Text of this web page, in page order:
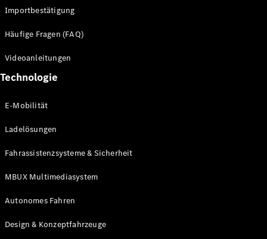
Mercedes-
Schweiz
Händlersuche
Ambassadoren
Events
Mercedes
Kulinarik
Zurich Film
Festival
(Golf)
Magazin
Importbestätigung
Häufige Fragen (FAQ)
Videoanleitungen
Technologie
E-Mobilität
Ladelösungen
Fahrassistenzsysteme & Sicherheit
MBUX Multimediasystem
Autonomes Fahren
Design & Konzeptfahrzeuge